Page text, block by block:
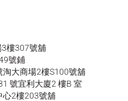
3樓307號舖
號鋪
淘大商場2樓S100號舖
號宜利大廈2 樓B 室
心2樓203號舖